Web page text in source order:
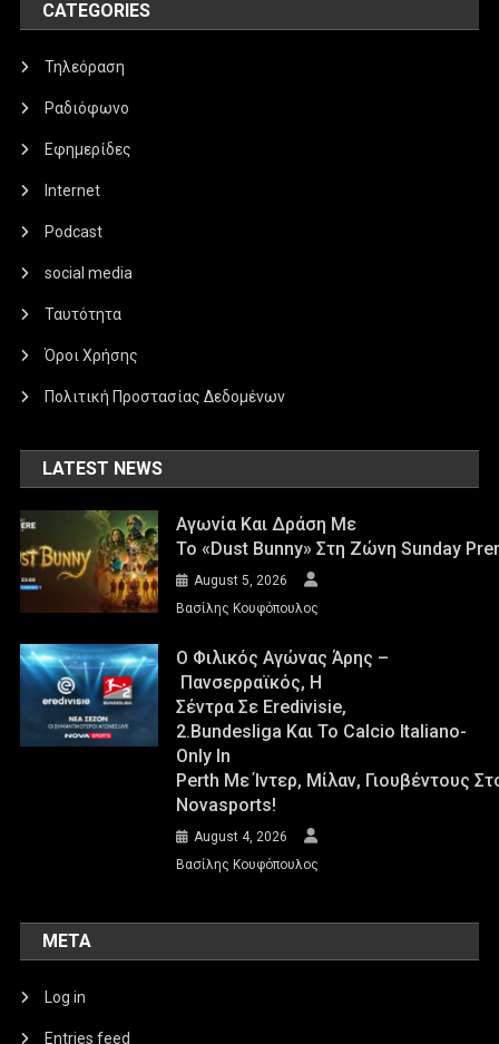
CATEGORIES
Τηλεόραση
Ραδιόφωνο
Εφημερίδες
Internet
Podcast
social media
Ταυτότητα
Όροι Χρήσης
Πολιτική Προστασίας Δεδομένων
LATEST NEWS
Αγωνία Και Δράση Με
Το «Dust Bunny» Στη Ζώνη Sunday
August 5, 2026
Βασίλης Κουφόπουλος
Ο Φιλικός Αγώνας Άρης –
Πανσερραϊκός, Η
Σέντρα Σε Eredivisie,
2.Bundesliga Και Το Calcio Italiano-
Only In
Perth Με Ίντερ, Μίλαν, Γιουβέντους
Novasports!
August 4, 2026
Βασίλης Κουφόπουλος
META
Log in
Entries feed